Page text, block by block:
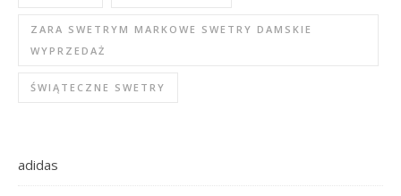
ZARA SWETRYM MARKOWE SWETRY DAMSKIE
WYPRZEDAŻ
ŚWIĄTECZNE SWETRY
adidas